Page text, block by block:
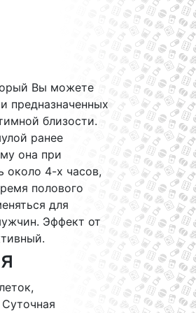
Вы можете
и предназначенных
близости.
ранее
она при
около 4-х часов,
полового
для
Эффект от